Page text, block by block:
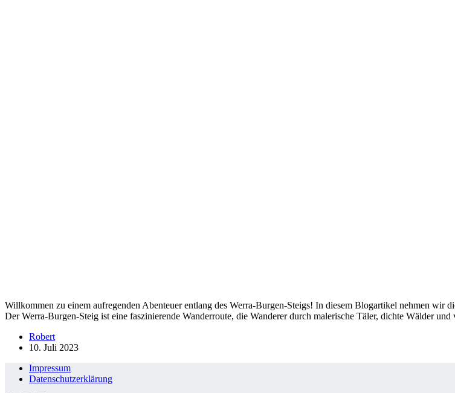
Willkommen zu einem aufregenden Abenteuer entlang des Werra-Burgen-Steigs! In diesem Blogartikel nehmen wir
Der Werra-Burgen-Steig ist eine faszinierende Wanderroute, die Wanderer durch malerische Täler, dichte Wälder
Robert
10. Juli 2023
Impressum
Datenschutzerklärung